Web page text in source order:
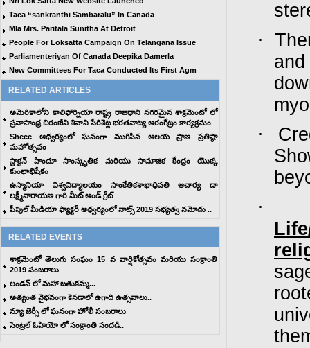
Taca “sankranthi Sambaralu” In Canada
Mla Mrs. Paritala Sunitha At Detroit
People For Loksatta Campaign On Telangana Issue
Parliamenteriyan Of Canada Deepika Damerla
New Committees For Taca Conducted Its First Agm
RELATED ARTICLES
అమెరికాలోని కాలిఫోర్నియా రాష్ట్ర రాజధాని నగరమైన శాక్రమెంటో లో
ప్రవాసాంధ్ర చిరంజీవి శివాని పేరిశెట్ల భరతనాట్య అరంగేట్రం కార్యక్రమం
Shccc ఆధ్వర్యంలో ఘనంగా ముగిసిన ఆలయ ప్రాణ ప్రతిష్ఠా
మహోత్సవం
స్టాక్టన్ హిందూ సాంస్కృతిక మరియు సామాజిక కేంద్రం యొక్క
కుంభాభిషేకం
ఉస్మానియా విశ్వవిద్యాలయం సాంకేతికశాఖాధిపతి ఆచార్య డా
లక్ష్మీనారాయణ గారి మీట్ అండ్ గ్రీట్
పీపుల్ మీడియా ఫ్యాక్టరీ ఆధ్వర్యంలో నాట్స్ 2019 సభ్యత్వ నమోదు ..
RELATED EVENTS
శాక్రమెంటో తెలుగు సంఘం 15 వ వార్షికోత్సవం మరియు సంక్రాంతి
2019 సంబరాలు
లండన్ లో మహా బతుకమ్మ...
అత్యంత వైభవంగా కెనడాలో ఉగాది ఉత్సవాలు..
న్యూ జెర్సీ లో ఘనంగా హోలీ సంబరాలు
సెంట్రల్ ఓహియో లో సంక్రాంతి సందడి..
·
·
·